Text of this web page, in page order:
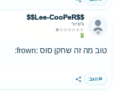
שתף
$$Lee-CooPeR$$
ג'וניור
טוב מה זה שחקן סוס :frown:
הגב שתף